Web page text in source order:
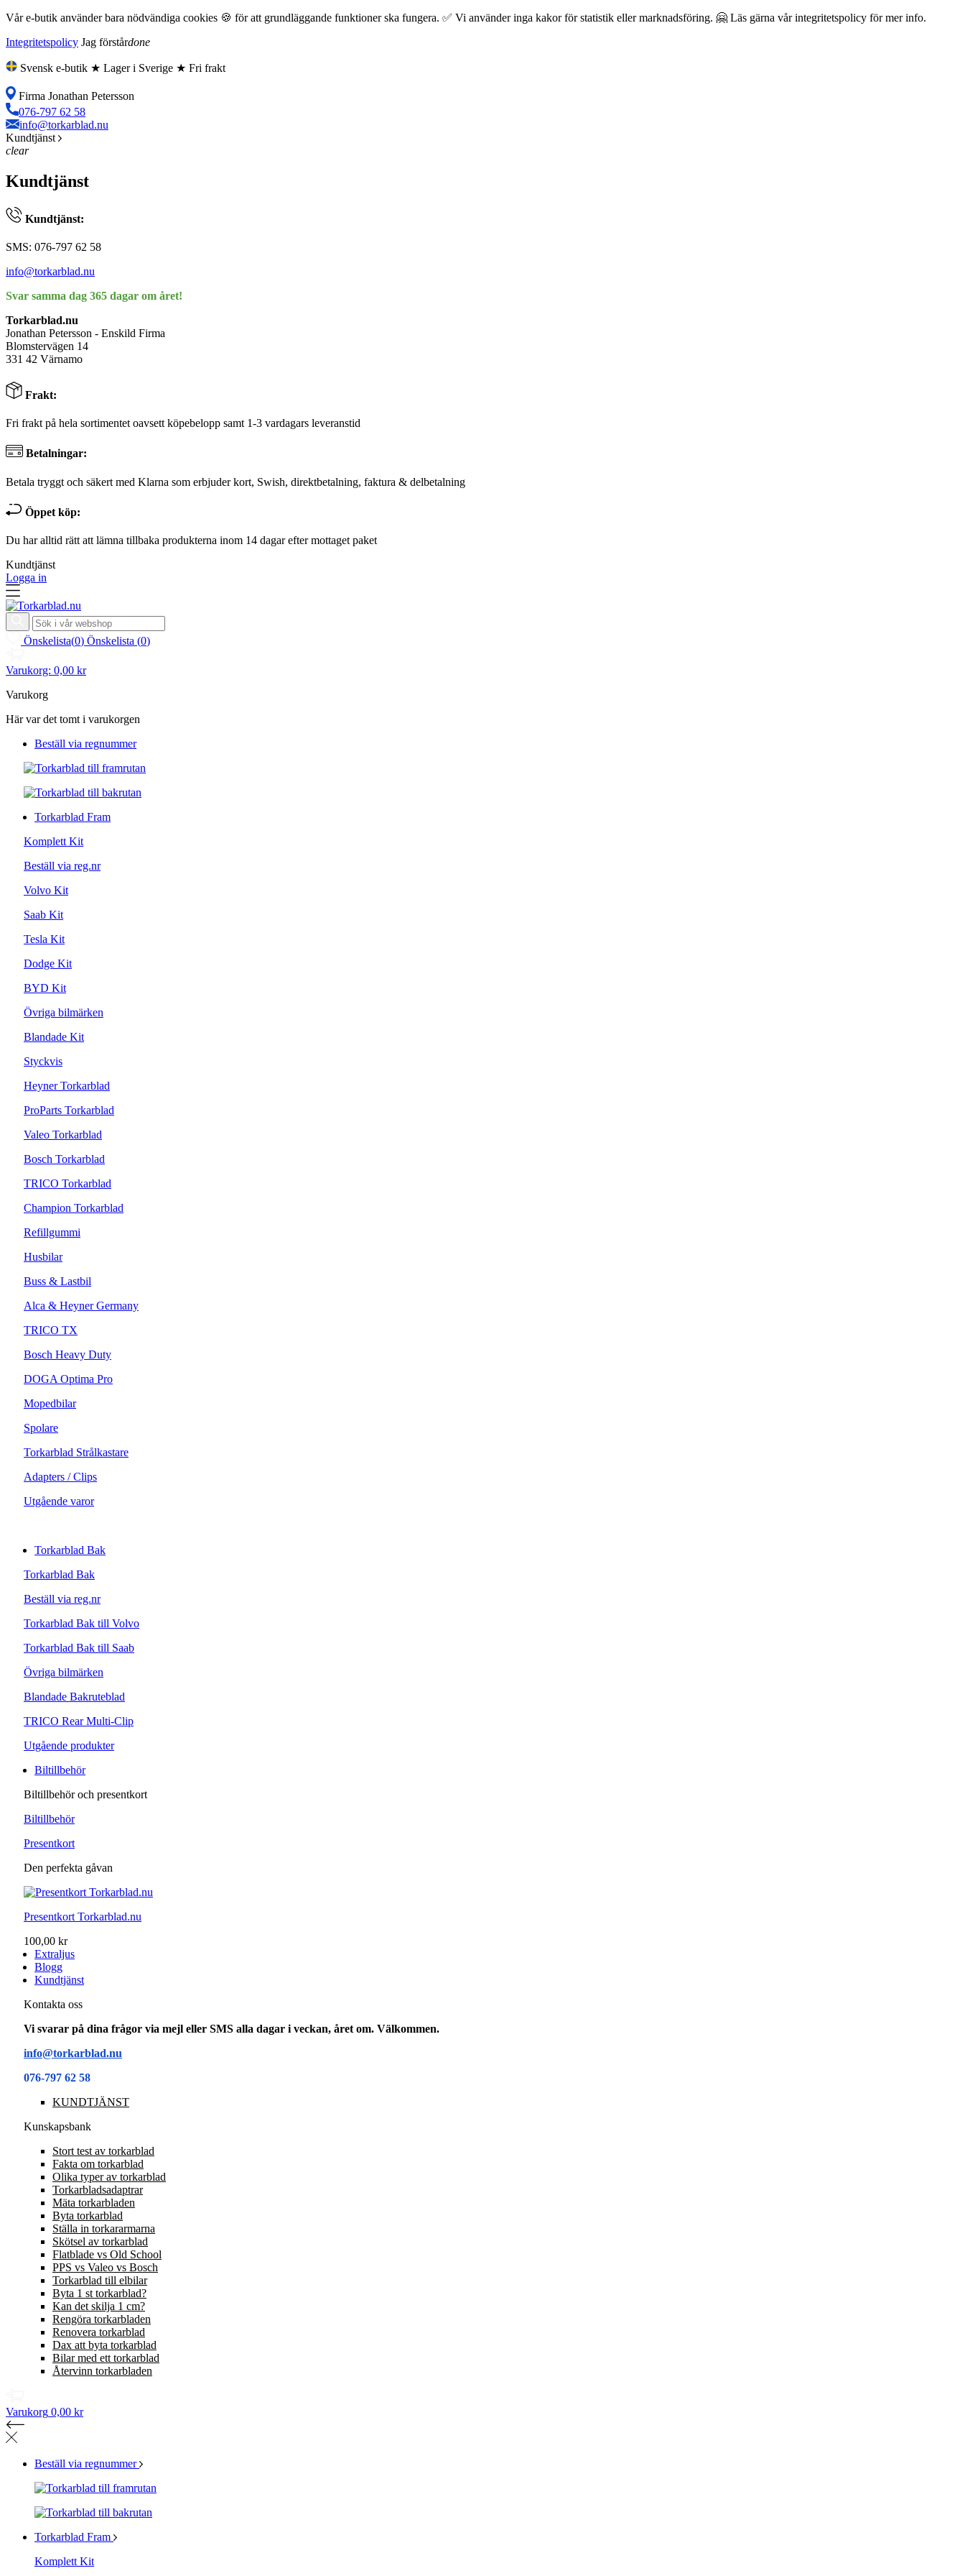
Vår e-butik använder bara nödvändiga cookies 🍪 för att grundläggande funktioner ska fungera. ✅ Vi använder inga kakor för statistik eller marknadsföring. 🤗 Läs gärna vår integritetspolicy för mer info.
Integritetspolicy Jag förstårdone
Svensk e-butik ★ Lager i Sverige ★ Fri frakt
Firma Jonathan Petersson
076-797 62 58
info@torkarblad.nu
Kundtjänst
clear
Kundtjänst
Kundtjänst:
SMS: 076-797 62 58
info@torkarblad.nu
Svar samma dag 365 dagar om året!
Torkarblad.nu
Jonathan Petersson - Enskild Firma
Blomstervägen 14
331 42 Värnamo
Frakt:
Fri frakt på hela sortimentet oavsett köpebelopp samt 1-3 vardagars leveranstid
Betalningar:
Betala tryggt och säkert med Klarna som erbjuder kort, Swish, direktbetalning, faktura & delbetalning
Öppet köp:
Du har alltid rätt att lämna tillbaka produkterna inom 14 dagar efter mottaget paket
Kundtjänst
Logga in
Önskelista(0) Önskelista (0)
Varukorg: 0,00 kr
Varukorg
Här var det tomt i varukorgen
Beställ via regnummer
Torkarblad Fram
Komplett Kit
Beställ via reg.nr
Volvo Kit
Saab Kit
Tesla Kit
Dodge Kit
BYD Kit
Övriga bilmärken
Blandade Kit
Styckvis
Heyner Torkarblad
ProParts Torkarblad
Valeo Torkarblad
Bosch Torkarblad
TRICO Torkarblad
Champion Torkarblad
Refillgummi
Husbilar
Buss & Lastbil
Alca & Heyner Germany
TRICO TX
Bosch Heavy Duty
DOGA Optima Pro
Mopedbilar
Spolare
Torkarblad Strålkastare
Adapters / Clips
Utgående varor
Torkarblad Bak
Torkarblad Bak
Beställ via reg.nr
Torkarblad Bak till Volvo
Torkarblad Bak till Saab
Övriga bilmärken
Blandade Bakruteblad
TRICO Rear Multi-Clip
Utgående produkter
Biltillbehör
Biltillbehör och presentkort
Biltillbehör
Presentkort
Den perfekta gåvan
Presentkort Torkarblad.nu
100,00 kr
Extraljus
Blogg
Kundtjänst
Kontakta oss
Vi svarar på dina frågor via mejl eller SMS alla dagar i veckan, året om. Välkommen.
info@torkarblad.nu
076-797 62 58
KUNDTJÄNST
Kunskapsbank
Stort test av torkarblad
Fakta om torkarblad
Olika typer av torkarblad
Torkarbladsadaptrar
Mäta torkarbladen
Byta torkarblad
Ställa in torkararmarna
Skötsel av torkarblad
Flatblade vs Old School
PPS vs Valeo vs Bosch
Torkarblad till elbilar
Byta 1 st torkarblad?
Kan det skilja 1 cm?
Rengöra torkarbladen
Renovera torkarblad
Dax att byta torkarblad
Bilar med ett torkarblad
Återvinn torkarbladen
Varukorg 0,00 kr
Beställ via regnummer
Torkarblad Fram
Komplett Kit